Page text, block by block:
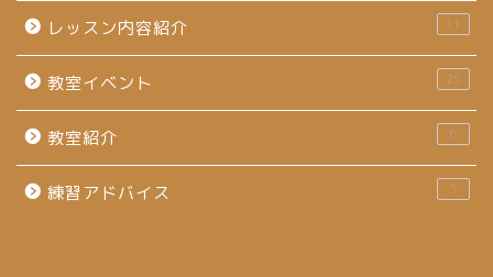
レッスン内容紹介 11
教室イベント 25
教室紹介 6
練習アドバイス 5